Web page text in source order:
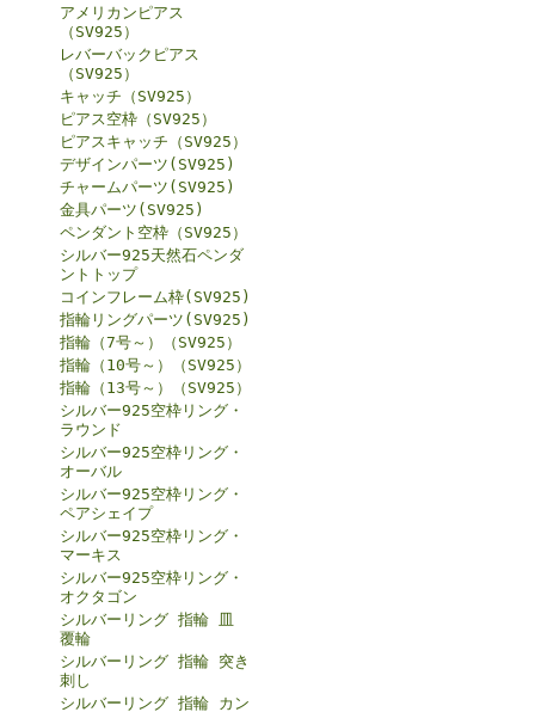
アメリカンピアス
（SV925）
レバーバックピアス
（SV925）
キャッチ（SV925）
ピアス空枠（SV925）
ピアスキャッチ（SV925）
デザインパーツ(SV925)
チャームパーツ(SV925)
金具パーツ(SV925)
ペンダント空枠（SV925）
シルバー925天然石ペンダ
ントトップ
コインフレーム枠(SV925)
指輪リングパーツ(SV925)
指輪（7号～）（SV925）
指輪（10号～）（SV925）
指輪（13号～）（SV925）
シルバー925空枠リング・
ラウンド
シルバー925空枠リング・
オーバル
シルバー925空枠リング・
ペアシェイプ
シルバー925空枠リング・
マーキス
シルバー925空枠リング・
オクタゴン
シルバーリング 指輪 皿
覆輪
シルバーリング 指輪 突き
刺し
シルバーリング 指輪 カン